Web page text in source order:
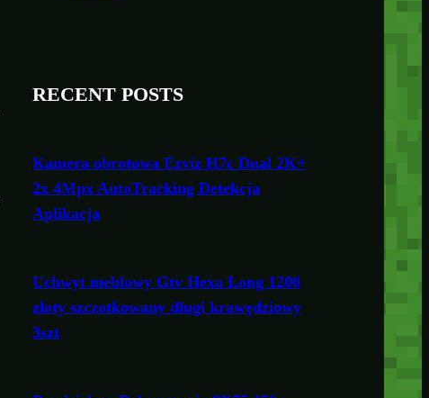
RECENT POSTS
Kamera obrotowa Ezviz H7c Dual 2K+
2x 4Mpx AutoTracking Detekcja
Aplikacja
Uchwyt meblowy Gtv Hexa Long 1200
złoty szczotkowany długi krawędziowy
3szt